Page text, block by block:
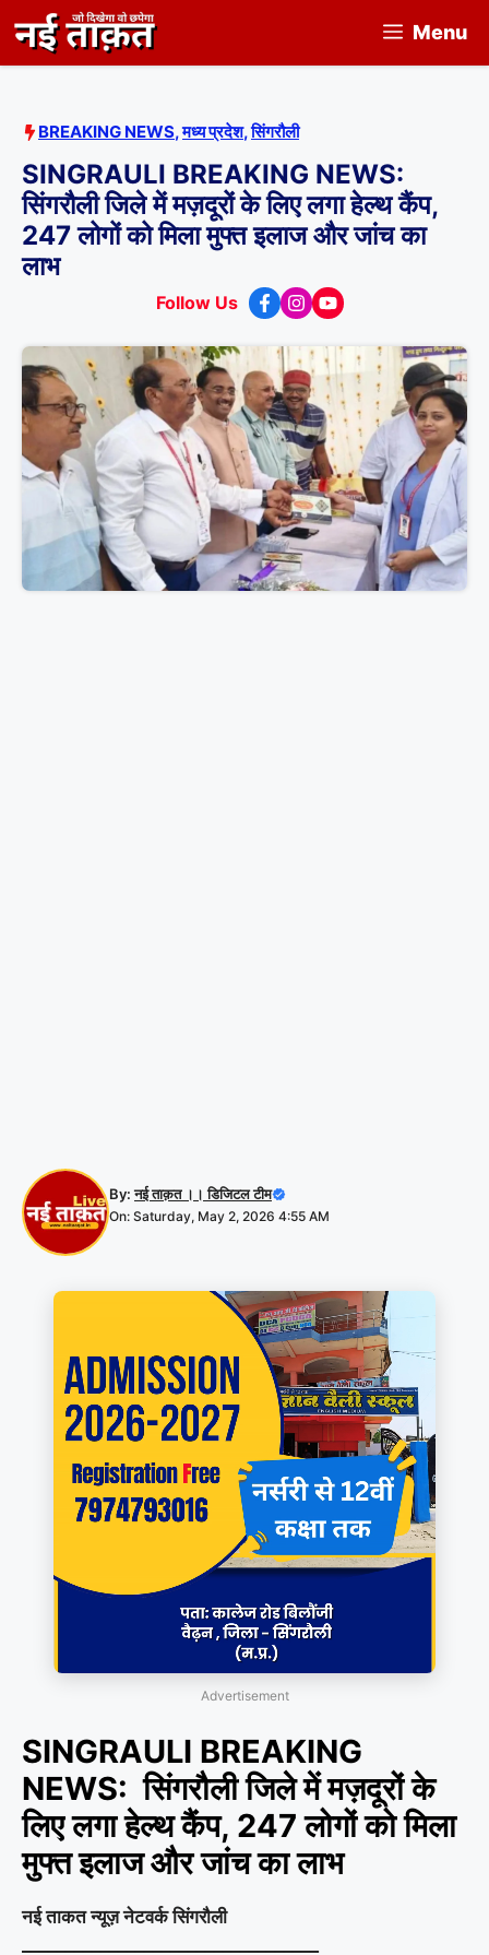
to
content
Menu
BREAKING NEWS,मध्य प्रदेश,सिंगरौली
SINGRAULI BREAKING NEWS:
सिंगरौली जिले में मज़दूरों के लिए लगा हेल्थ कैंप,
247 लोगों को मिला मुफ्त इलाज और जांच का
लाभ
Follow Us
By:नई ताक़त ।। डिजिटल टीम
On: Saturday, May 2, 2026 4:55 AM
Advertisement
SINGRAULI BREAKING
NEWS: सिंगरौली जिले में मज़दूरों के
लिए लगा हेल्थ कैंप, 247 लोगों को मिला
मुफ्त इलाज और जांच का लाभ
नई ताकत न्यूज़ नेटवर्क सिंगरौली